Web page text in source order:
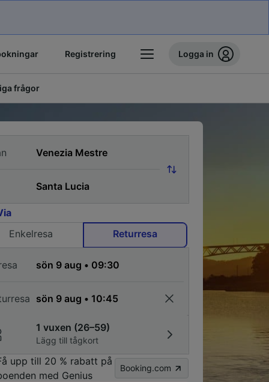
Registrering Logga in
frågor
Enkelresa
Returresa
1 vuxen (26–59)
Lägg till tågkort
upp till 20 % rabatt på
med Genius
Booking.com